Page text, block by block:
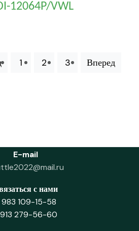
12064P/VWL
1 2 3 Вперед
E-mail
с нами
983 109-15-58
279-56-60